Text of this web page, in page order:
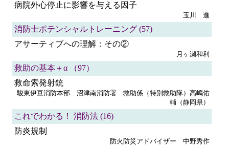
病院外心停止に影響を与える因子
玉川 進
消防士ポテンシャルトレーニング (57)
アサーティブへの理解：その②
月ヶ瀬和利
救助の基本＋α （97）
救命索発射銃
駿東伊豆消防本部 沼津南消防署 救助係（特別救助隊）高嶋佑
輔（静岡県）
これでわかる！ 消防法 (16)
防炎規制
防火防災アドバイザー 中野秀作